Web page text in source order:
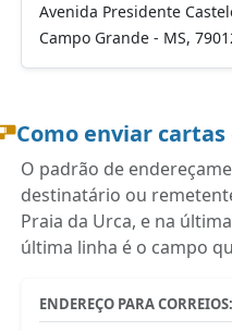
Avenida Presidente
Campo Grande - MS,
Como enviar cartas
O padrão de
destinatário ou
Praia da Urca, e na
última linha é o campo
ENDEREÇO PARA CORREIOS: